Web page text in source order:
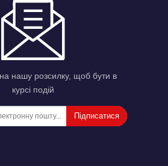
нашу розсилку, щоб бути в
курсі подій
Підписатися